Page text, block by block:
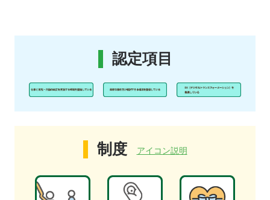
認定項目
制度 アイコン説明